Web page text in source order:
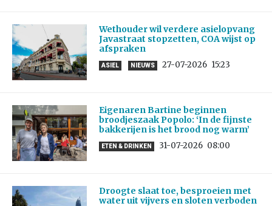
Wethouder wil verdere asielopvang
Javastraat stopzetten, COA wijst op
afspraken
ASIEL NIEUWS 27-07-2026 15:23
Eigenaren Bartine beginnen
broodjeszaak Popolo: ‘In de fijnste
bakkerijen is het brood nog warm’
ETEN & DRINKEN 31-07-2026 08:00
Droogte slaat toe, besproeien met
water uit vijvers en sloten verboden